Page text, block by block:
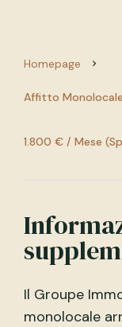
Homepage
Affitto Monolocale
1.800 € / Mese
Il Groupe
monolocale